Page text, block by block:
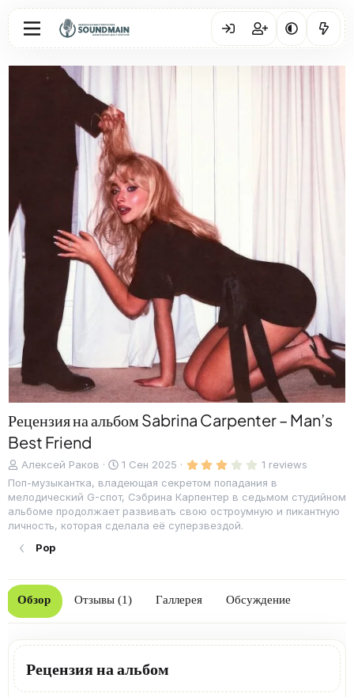
Рецензия на альбом Sabrina Carpenter – Man’s
Best Friend
Д
е
о
Алексей Раков
C
e
a
t
t
1 Сен 2025
3
0
0
з
в
1 reviews
Поп-музыкантка, владеющая секретом попадания в
мелодический G-спот, Сэбрина Карпентер в седьмом студийном
альбоме продолжает развивать свою остроумную и пикантную
личность, которая сделала её суперзвездой.
Pop
Обзор Отзывы (1) Галлерея Обсуждение
Рецензия на альбом